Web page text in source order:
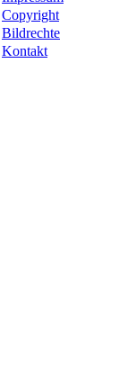
Copyright
Bildrechte
Kontakt